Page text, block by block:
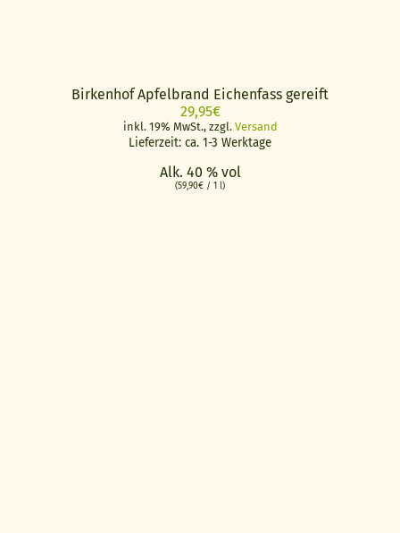
Birkenhof Apfelbrand Eichenfass gereift
29,95€
inkl. 19% MwSt., zzgl. Versand
Lieferzeit: ca. 1-3 Werktage
Alk. 40 % vol
(59,90€ / 1 l)